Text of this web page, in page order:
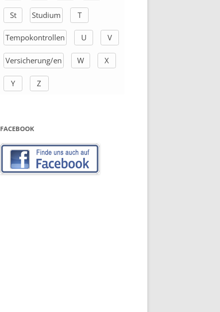
St Studium T
Tempokontrollen U V
Versicherung/en W X
Y Z
FACEBOOK